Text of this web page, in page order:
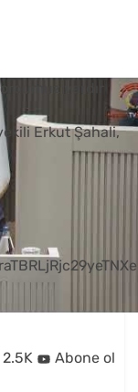
vardır
Erkut Şahali,
2.5K Abone ol